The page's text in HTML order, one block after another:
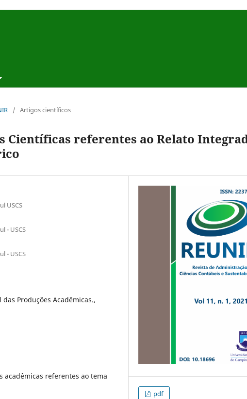
/ Artigos científicos
Científicas referentes ao Relato
USCS
- USCS
- USCS
Produções Acadêmicas.,
referentes ao tema
pdf